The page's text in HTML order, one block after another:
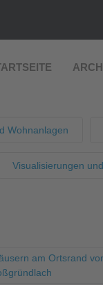
Wohnanlagen
Visualisierungen